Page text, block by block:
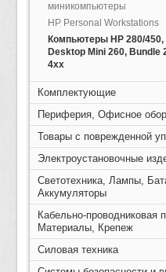
миникомпьютеры
HP Personal Workstations
Компьютеры HP 280/
Desktop Mini 260, Bundle
4xx
Комплектующие
Периферия, Офисное
Товары с поврежденной
Электроустановочные
Светотехника, Лампы,
Аккумуляторы
Кабельно-проводниковая
Материалы, Крепеж
Силовая техника